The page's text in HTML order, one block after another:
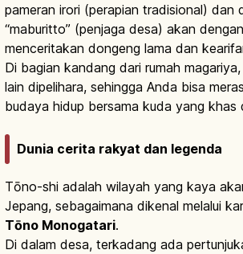
pameran irori (perapian tradisional) dan
“maburitto” (penjaga desa) akan
menceritakan dongeng lama dan
Di bagian kandang dari rumah
lain dipelihara, sehingga Anda bisa
budaya hidup bersama kuda yang khas
Dunia cerita rakyat dan legenda
Tōno-shi adalah wilayah yang kaya
Jepang, sebagaimana dikenal melalui
Tōno Monogatari.
Di dalam desa, terkadang ada